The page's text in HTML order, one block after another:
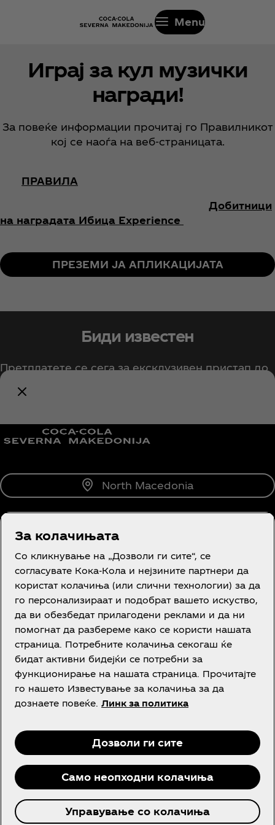
Menu
Играј за кул музички
награди!
За повеќе информации прочитај го Правилникот
кој се наоѓа на веб-страницата.
ПРАВИЛА
Добитници
на наградата Ибица Experience
ПРЕЗЕМИ ЈА АПЛИКАЦИЈАТА
Биди известен
Претплатете се сега за ексклузивен пристап до
сите работи на Coca‑Cola!
North Macedonia
Потребна е помош?
Правни одредби
Facebook
instagram
Youtube
© 2026 The Coca‑Cola Company. Сите права се
задржани.
За колачињата
Со кликнување на „Дозволи ги сите“, се
согласувате Кока-Кола и нејзините партнери да
користат колачиња (или слични технологии) за да
го персонализираат и подобрат вашето искуство,
да ви обезбедат прилагодени реклами и да ни
помогнат да разбереме како се користи нашата
страница. Потребните колачиња секогаш ќе
бидат активни бидејќи се потребни за
функционирање на нашата страница. Прочитајте
го нашето Известување за колачиња за да
дознаете повеќе. Линк за политика
Дозволи ги сите
Само неопходни колачиња
Управување со колачиња